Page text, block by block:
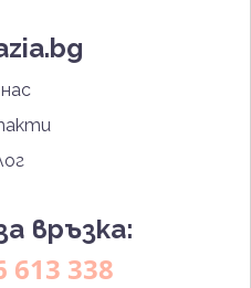
връзка:
613 338